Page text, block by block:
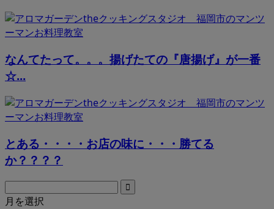
なんてたって。。。揚げたての『唐揚げ』が一番
☆...
とある・・・・お店の味に・・・勝てる
か？？？？
月を選択